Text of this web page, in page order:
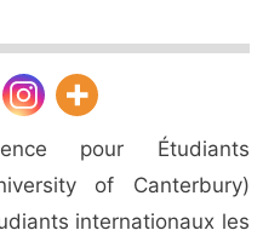
pour Étudiants
of Canterbury)
internationaux les